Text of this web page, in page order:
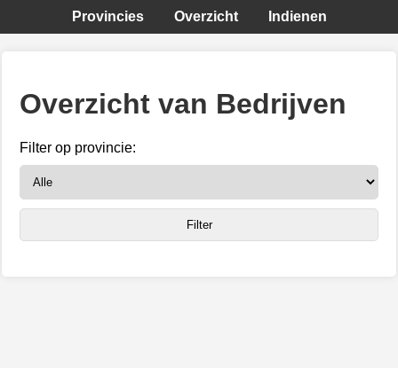
Provincies Overzicht Indienen
Overzicht van Bedrijven
Filter op provincie: